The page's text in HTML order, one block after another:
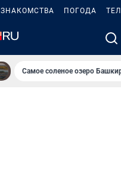
ЗНАКОМСТВА ПОГОДА
Самое соленое озеро